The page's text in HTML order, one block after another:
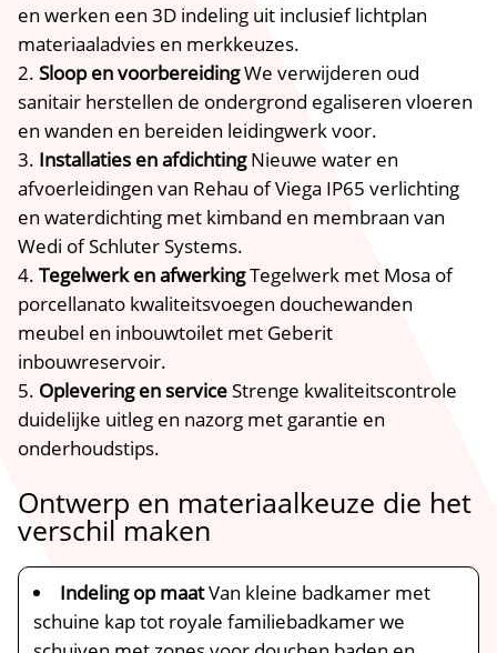
en werken een 3D indeling uit inclusief lichtplan
materiaaladvies en merkkeuzes.
Sloop en voorbereidingWe verwijderen oud
sanitair herstellen de ondergrond egaliseren vloeren
en wanden en bereiden leidingwerk voor.
Installaties en afdichtingNieuwe water en
afvoerleidingen van Rehau of Viega IP65 verlichting
en waterdichting met kimband en membraan van
Wedi of Schluter Systems.
Tegelwerk en afwerkingTegelwerk met Mosa of
porcellanato kwaliteitsvoegen douchewanden
meubel en inbouwtoilet met Geberit
inbouwreservoir.
Oplevering en serviceStrenge kwaliteitscontrole
duidelijke uitleg en nazorg met garantie en
onderhoudstips.
Ontwerp en materiaalkeuze die het
verschil maken
Indeling op maatVan kleine badkamer met
schuine kap tot royale familiebadkamer we